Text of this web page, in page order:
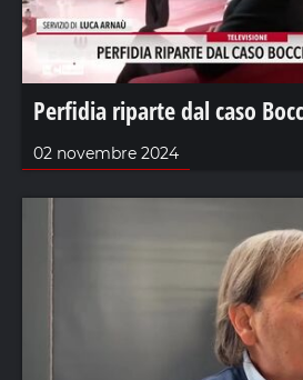
Perfidia riparte dal caso
02 novembre 2024